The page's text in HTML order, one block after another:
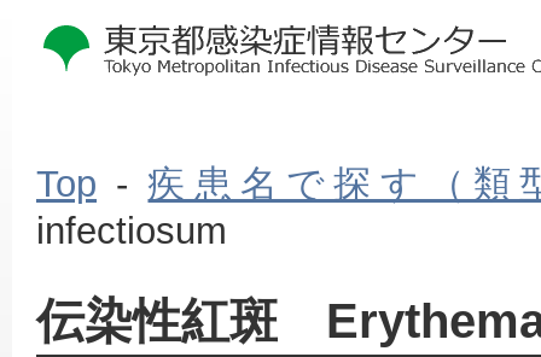
Top - 疾患名で探す（類
infectiosum
本
文
こ
伝染性紅斑